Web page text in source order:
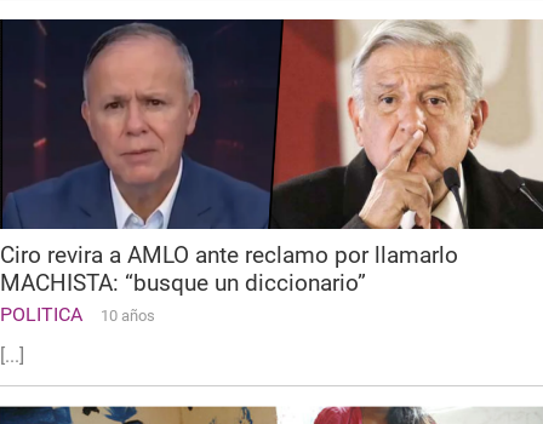
Ciro revira a AMLO ante reclamo por llamarlo
MACHISTA: “busque un diccionario”
POLITICA 10 años
[...]